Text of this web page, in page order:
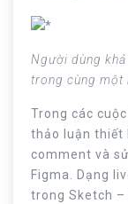
Người dùng
trong cùng một
Trong các
thảo luận thiết
comment và
Figma. Dạng
trong Sketch –